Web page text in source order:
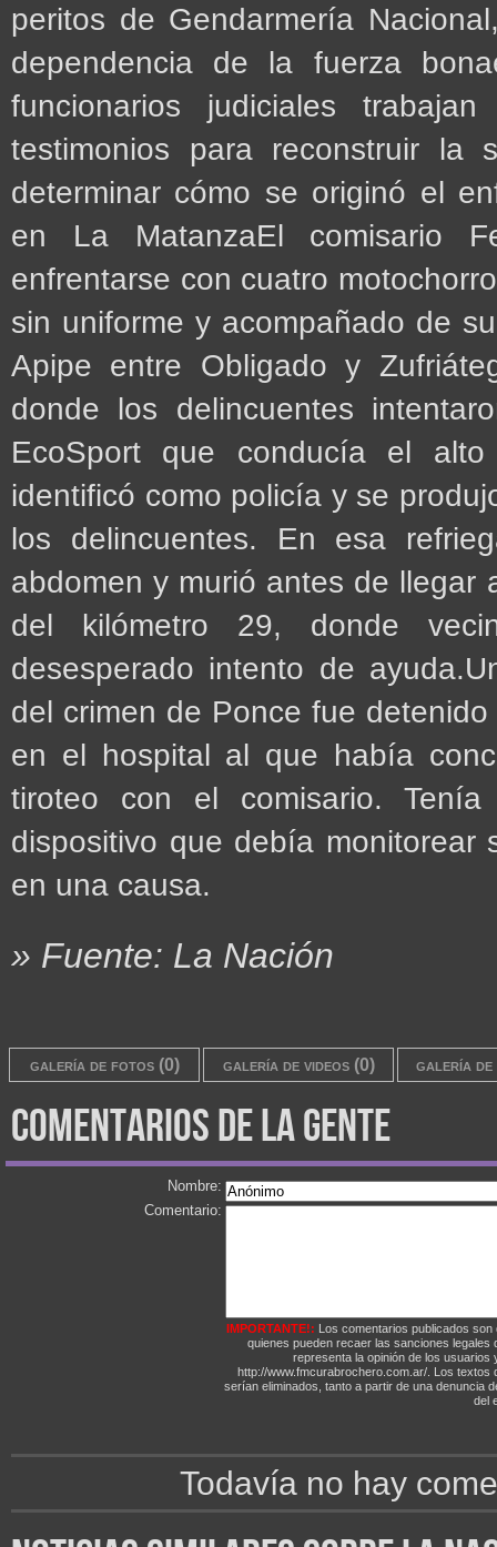
peritos de Gendarmería
dependencia de la fuerza
funcionarios judiciales
testimonios para reconstruir la
determinar cómo se originó el
en La MatanzaEl comisario
enfrentarse con cuatro
sin uniforme y acompañado de
Apipe entre Obligado y
donde los delincuentes
EcoSport que conducía el alto
identificó como policía y se
los delincuentes. En esa
abdomen y murió antes de llegar
del kilómetro 29, donde
desesperado intento de
del crimen de Ponce fue
en el hospital al que había
tiroteo con el comisario.
dispositivo que debía monitorear
en una causa.
» Fuente: La Nación
galería de fotos (0) galería de videos (0) galería de
comentarios de la gente
Nombre:
Comentario:
IMPORTANTE!: Los comentarios publicados
quienes pueden recaer las sanciones
representa la opinión de los
http://www.fmcurabrochero.com.ar/. Los textos
serían eliminados, tanto a partir de una denuncia
del
Todavía no hay